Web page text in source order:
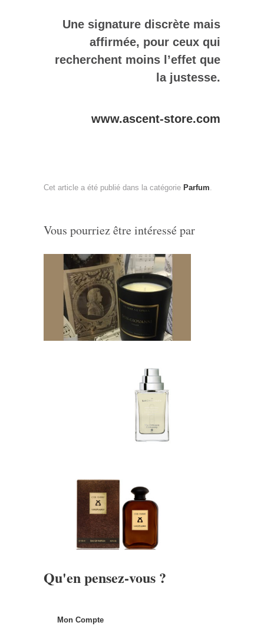
Une signature discrète mais
affirmée, pour ceux qui
recherchent moins l’effet que
la justesse.
www.ascent-store.com
Cet article a été publié dans la catégorie Parfum
Vous pourriez être intéressé par
Qu'en pensez-vous ?
Mon Compte